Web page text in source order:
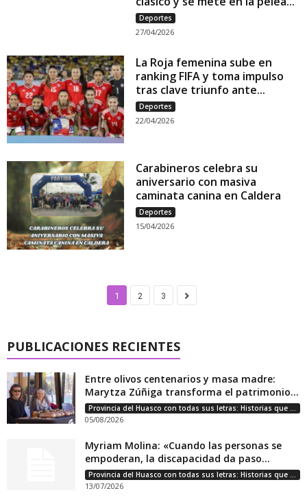
Deportes
27/04/2026
La Roja femenina sube en
ranking FIFA y toma impulso
tras clave triunfo ante...
Deportes
22/04/2026
Carabineros celebra su
aniversario con masiva
caminata canina en Caldera
Deportes
15/04/2026
1 2 3
PUBLICACIONES RECIENTES
Entre olivos centenarios y masa madre:
Marytza Zúñiga transforma el patrimonio...
05/08/2026
Myriam Molina: «Cuando las personas se
empoderan, la discapacidad da paso...
13/07/2026